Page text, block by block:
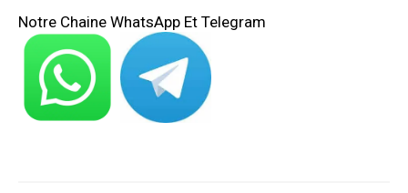
Notre Chaine WhatsApp Et Telegram